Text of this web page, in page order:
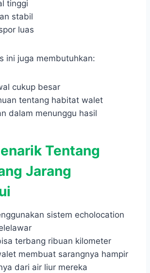
tinggi
stabil
luas
ini juga membutuhkan:
cukup besar
tentang habitat walet
dalam menunggu hasil
Tentang
Jarang
sistem echolocation
terbang ribuan kilometer
membuat sarangnya hampir
dari air liur mereka